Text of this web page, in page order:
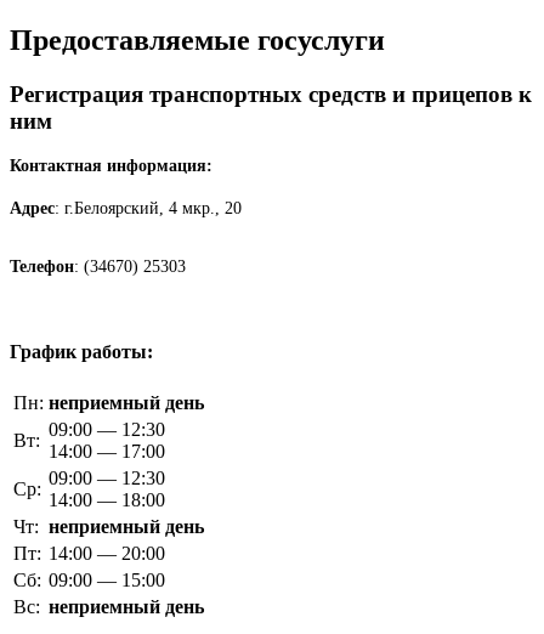
Предоставляемые госуслуги
Регистрация транспортных средств и прицепов к
ним
Контактная информация:
Адрес: г.Белоярский, 4 мкр., 20
Телефон: (34670) 25303
График работы:
Пн: неприемный день
Вт:
09:00 — 12:30
14:00 — 17:00
Ср:
09:00 — 12:30
14:00 — 18:00
Чт: неприемный день
Пт: 14:00 — 20:00
Сб: 09:00 — 15:00
Вс: неприемный день